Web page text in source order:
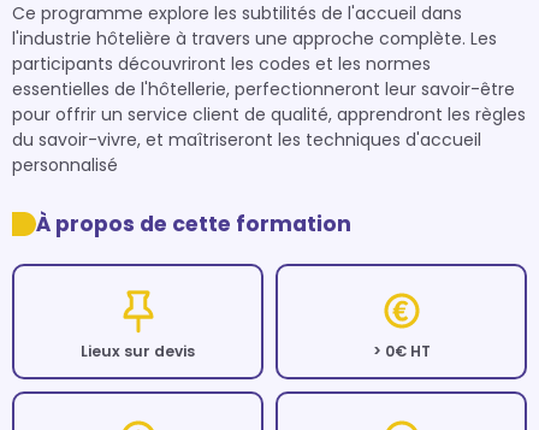
Ce programme explore les subtilités de l'accueil dans
l'industrie hôtelière à travers une approche complète. Les
participants découvriront les codes et les normes
essentielles de l'hôtellerie, perfectionneront leur savoir-être
pour offrir un service client de qualité, apprendront les règles
du savoir-vivre, et maîtriseront les techniques d'accueil
personnalisé
À propos de cette formation
Lieux sur devis > 0€ HT